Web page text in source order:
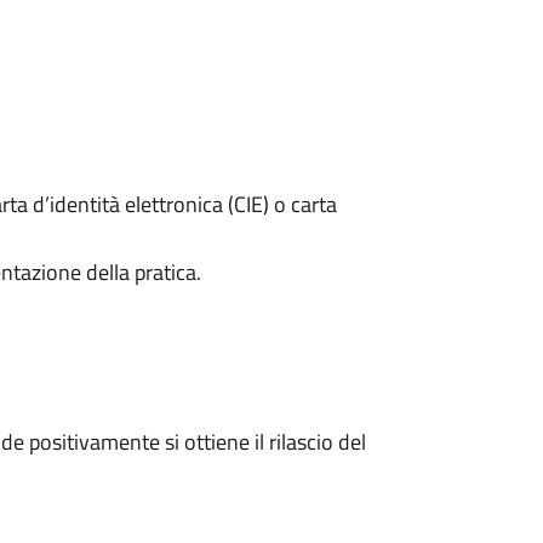
d’identità elettronica (CIE) o carta
della pratica.
positivamente si ottiene il rilascio del